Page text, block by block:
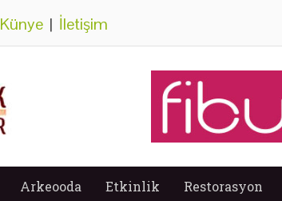
Künye | İletişim
Arkeooda Etkinlik Restorasyon